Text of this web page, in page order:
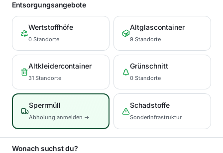
Entsorgungsangebote
Wertstoffhöfe
0 Standorte
Altglascontainer
9 Standorte
Altkleidercontainer
31 Standorte
Grünschnitt
0 Standorte
Sperrmüll
Abholung anmelden →
Schadstoffe
Sonderinfrastruktur
Wonach suchst du?